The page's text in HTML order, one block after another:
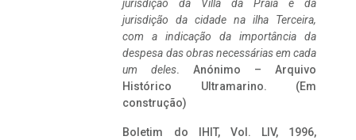
jurisdição da Villa da Praia e da
jurisdição da cidade na ilha Terceira,
com a indicação da importância da
despesa das obras necessárias em cada
um deles. Anónimo – Arquivo
Histórico Ultramarino. (Em
construção)
Boletim do IHIT, Vol. LIV, 1996,